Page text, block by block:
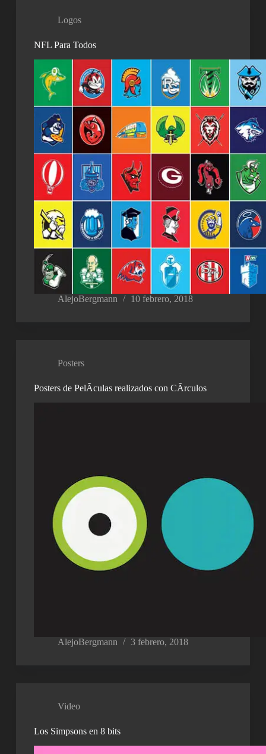
Logos
NFL Para Todos
AlejoBergmann 10 febrero, 2018
Posters
Posters de PelÃ­culas realizados con CÃ­rculos
AlejoBergmann 3 febrero, 2018
Video
Los Simpsons en 8 bits